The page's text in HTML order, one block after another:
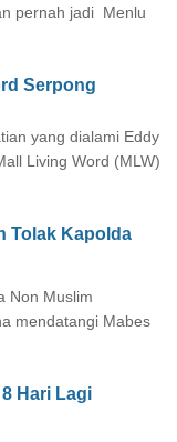
pernah jadi Menlu
Serpong
yang dialami Eddy
Living Word (MLW)
Tolak Kapolda
Non Muslim
mendatangi Mabes
Hari Lagi